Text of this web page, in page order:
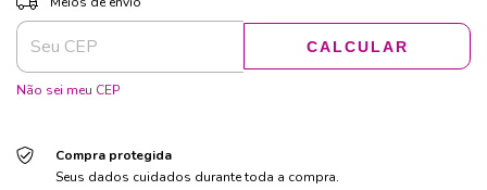
CALCULAR
Não sei meu CEP
Compra protegida
Seus dados cuidados durante toda a compra.